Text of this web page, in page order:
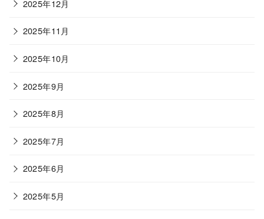
2025年12月
2025年11月
2025年10月
2025年9月
2025年8月
2025年7月
2025年6月
2025年5月